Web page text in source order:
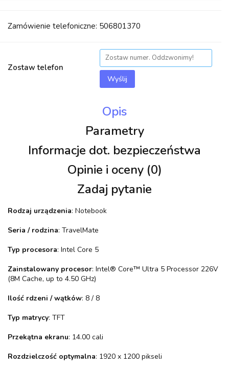
Zamówienie telefoniczne: 506801370
Zostaw telefon
Wyślij
Opis
Parametry
Informacje dot. bezpieczeństwa
Opinie i oceny (0)
Zadaj pytanie
Rodzaj urządzenia: Notebook
Seria / rodzina: TravelMate
Typ procesora: Intel Core 5
Zainstalowany procesor: Intel® Core™ Ultra 5 Processor 226V
(8M Cache, up to 4.50 GHz)
Ilość rdzeni / wątków: 8 / 8
Typ matrycy: TFT
Przekątna ekranu: 14.00 cali
Rozdzielczość optymalna: 1920 x 1200 pikseli